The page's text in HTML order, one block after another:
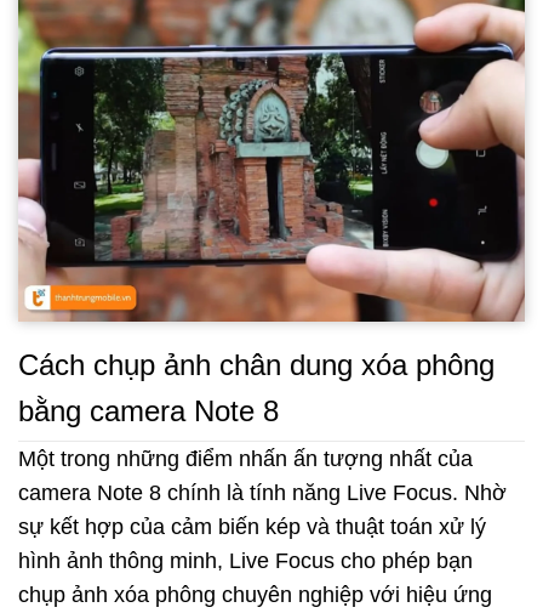
Cách chụp ảnh chân dung xóa phông
bằng camera Note 8
Một trong những điểm nhấn ấn tượng nhất của
camera Note 8 chính là tính năng Live Focus. Nhờ
sự kết hợp của cảm biến kép và thuật toán xử lý
hình ảnh thông minh, Live Focus cho phép bạn
chụp ảnh xóa phông chuyên nghiệp với hiệu ứng